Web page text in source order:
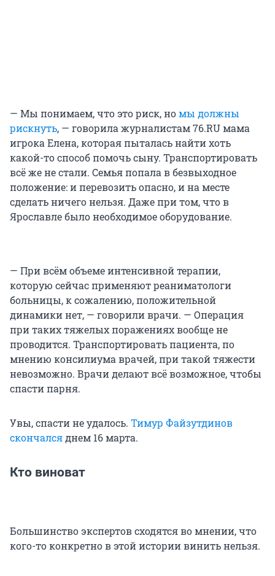
— Мы понимаем, что это риск, номы должны
рискнуть, — говорила журналистам 76.RU мама
игрока Елена, которая пыталась найти хоть
какой-то способ помочь сыну. Транспортировать
всё же не стали. Семья попала в безвыходное
положение: и перевозить опасно, и на месте
сделать ничего нельзя. Даже при том, что в
Ярославле было необходимое оборудование.
— При всём объеме интенсивной терапии,
которую сейчас применяют реаниматологи
больницы, к сожалению, положительной
динамики нет, — говорили врачи. — Операция
при таких тяжелых поражениях вообще не
проводится. Транспортировать пациента, по
мнению консилиума врачей, при такой тяжести
невозможно. Врачи делают всё возможное, чтобы
спасти парня.
Увы, спасти не удалось. Тимур Файзутдинов
скончалсяднем 16 марта.
Кто виноват
Большинство экспертов сходятся во мнении, что
кого-то конкретно в этой истории винить нельзя.